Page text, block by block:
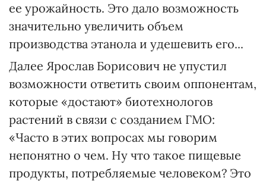
ее урожайность. Это дало возможность
значительно увеличить объем
производства этанола и удешевить его...
Далее Ярослав Борисович не упустил
возможности ответить своим оппонентам,
которые «достают» биотехнологов
растений в связи с созданием ГМО:
«Часто в этих вопросах мы говорим
непонятно о чем. Ну что такое пищевые
продукты, потребляемые человеком? Это